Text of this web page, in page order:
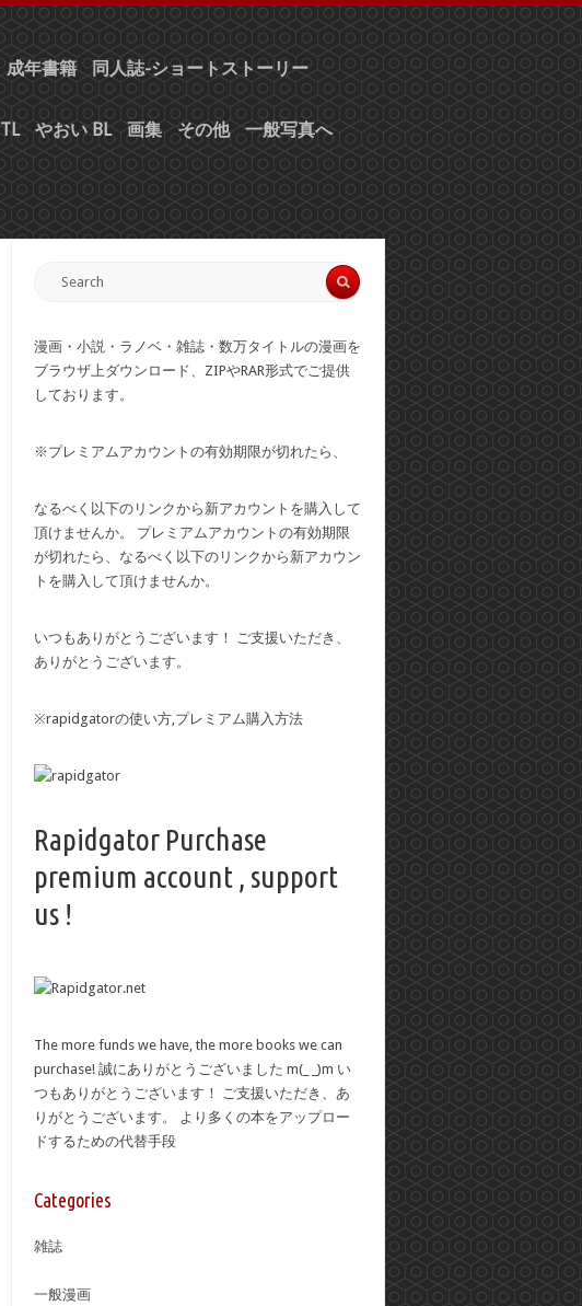
成年書籍 同人誌-ショートストーリー
TL やおい BL 画集 その他 一般写真へ
漫画・小説・ラノベ・雑誌・数万タイトルの漫画を
ブラウザ上ダウンロード、ZIPやRAR形式でご提供
しております。
※プレミアムアカウントの有効期限が切れたら、
なるべく以下のリンクから新アカウントを購入して
頂けませんか。 プレミアムアカウントの有効期限
が切れたら、なるべく以下のリンクから新アカウン
トを購入して頂けませんか。
いつもありがとうございます！ ご支援いただき、
ありがとうございます。
※rapidgatorの使い方,プレミアム購入方法
Rapidgator Purchase
premium account , support
us !
The more funds we have, the more books we can
purchase! 誠にありがとうございました m(_ _)m い
つもありがとうございます！ ご支援いただき、あ
りがとうございます。 より多くの本をアップロー
ドするための代替手段
Categories
雑誌
一般漫画